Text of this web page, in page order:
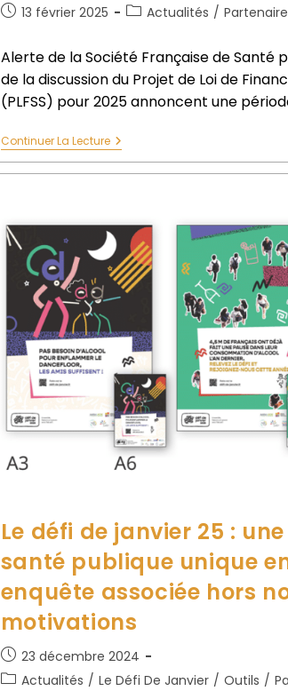
13 février 2025 Actualités /
Alerte de la Société Française de Santé
de la discussion du Projet de Loi de
(PLFSS) pour 2025 annoncent une
Continuer La Lecture
Le défi de janvier 25 :
santé publique unique
enquête associée hors
motivations
23 décembre 2024
Actualités / Le Défi De Janvier / Outils /